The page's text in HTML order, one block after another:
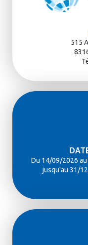
515
Du 14/09/2026
jusqu'au 31/